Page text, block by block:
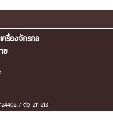
ครื่องจักรกล
ย
7 ต่อ 211-213